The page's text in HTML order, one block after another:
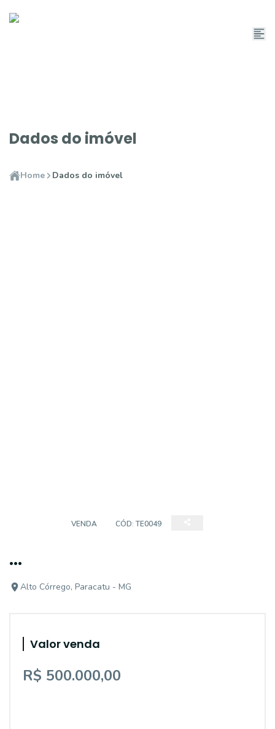
Dados do imóvel
Home Dados do imóvel
VENDA CÓD:TE0049
...
Alto Córrego, Paracatu - MG
Valor venda
R$ 500.000,00